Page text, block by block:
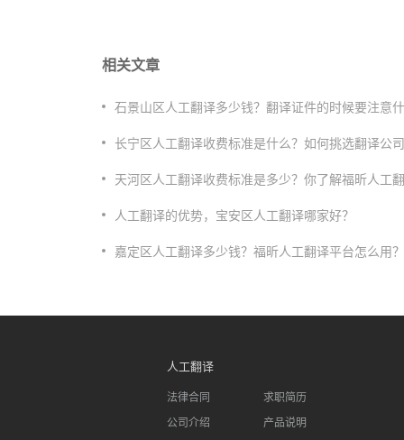
相关文章
石景山区人工翻译多少钱？翻译证件的时候要注意
长宁区人工翻译收费标准是什么？如何挑选翻译公
天河区人工翻译收费标准是多少？你了解福昕人工
人工翻译的优势，宝安区人工翻译哪家好？
嘉定区人工翻译多少钱？福昕人工翻译平台怎么用？
人工翻译
法律合同
公司介绍
求职简历
产品说明